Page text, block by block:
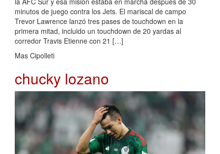
minutos de juego contra los Jets. El mariscal de campo
Trevor Lawrence lanzó tres pases de touchdown en la
primera mitad, incluido un touchdown de 20 yardas al
corredor Travis Etienne con 21 […]
Mas Cipolleti
chucky lozano